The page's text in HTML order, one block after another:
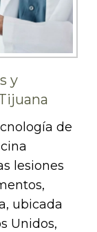
y
de
lesiones
ubicada
Unidos,